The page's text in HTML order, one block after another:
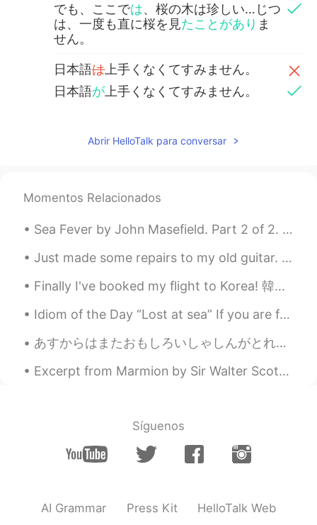
でも、ここでは、桜の木は珍しい…じつ
は、一度も直に桜を見たことがあり ま
せん。
日本語は上手くなくてすみません。
日本語が 上手くなくてすみません。
Abrir HelloTalk para conversar
Momentos Relacionados
Sea Fever by John Masefield. Part 2 of 2. I must down to the seas again, to the vagrant gypsy l...
Just made some repairs to my old guitar. it's not rare or expensive, but my dad bought it for me ...
Finally I've booked my flight to Korea! 韓国へ飛行機を予約しました。 I'll stay in Korea for a few weeks and th...
Idiom of the Day “Lost at sea” If you are feeling overwhelmed and you don’t know what to do or ...
あすからはまたおもしろいしゃしんがとれるようになります。- Tomorrow I will be able to take いnteresting photos again. ⭐I am no...
Excerpt from Marmion by Sir Walter Scott. Excerpt from Canto Sixth. The Battle. XXX. O woman...
Síguenos
AI Grammar Press Kit HelloTalk Web